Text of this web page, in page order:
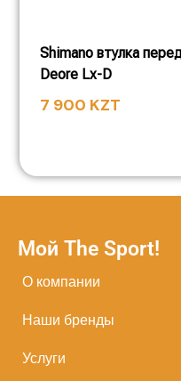
Shimano втулка
Deore Lx-D
7 900 KZT
Мой The Sport!
О компании
Наши бренды
Услуги